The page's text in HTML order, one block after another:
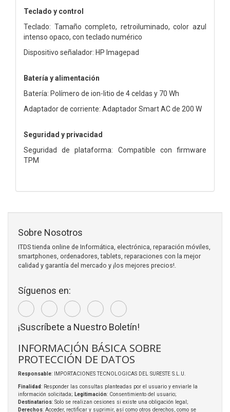
Teclado y control
Teclado: Tamaño completo, retroiluminado, color azul
intenso opaco, con teclado numérico
Dispositivo señalador: HP Imagepad
Batería y alimentación
Batería: Polímero de ion-litio de 4 celdas y 70 Wh
Adaptador de corriente: Adaptador Smart AC de 200 W
Seguridad y privacidad
Seguridad de plataforma: Compatible con firmware
TPM
Sobre Nosotros
ITDS tienda online de Informática, electrónica, reparación móviles,
smartphones, ordenadores, tablets, reparaciones con la mejor
calidad y garantía del mercado y ¡los mejores precios!.
Síguenos en:
¡Suscríbete a Nuestro Boletín!
INFORMACIÓN BÁSICA SOBRE
PROTECCIÓN DE DATOS
Responsable: IMPORTACIONES TECNOLOGICAS DEL SURESTE S.L.U.
Finalidad: Responder las consultas planteadas por el usuario y enviarle la
información solicitada; Legitimación: Consentimiento del usuario;
Destinatarios: Solo se realizan cesiones si existe una obligación legal;
Derechos: Acceder, rectificar y suprimir, así como otros derechos, como se